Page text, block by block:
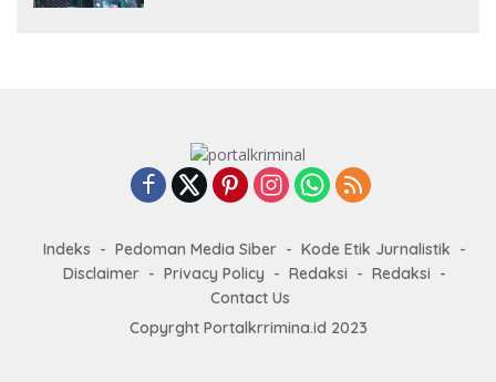
Indeks Pedoman Media Siber
Kode Etik Jurnalistik
Disclaimer
Privacy Policy Redaksi
Redaksi
Contact Us
Copyrght Portalkrrimina.id 2023